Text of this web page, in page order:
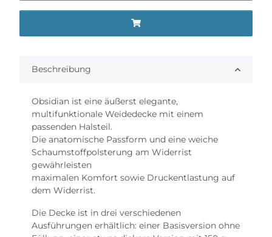
Beschreibung
Obsidian ist eine äußerst elegante,
multifunktionale Weidedecke mit einem
passenden Halsteil.
Die anatomische Passform und eine weiche
Schaumstoffpolsterung am Widerrist
gewährleisten
maximalen Komfort sowie Druckentlastung auf
dem Widerrist.
Die Decke ist in drei verschiedenen
Ausführungen erhältlich: einer Basisversion ohne